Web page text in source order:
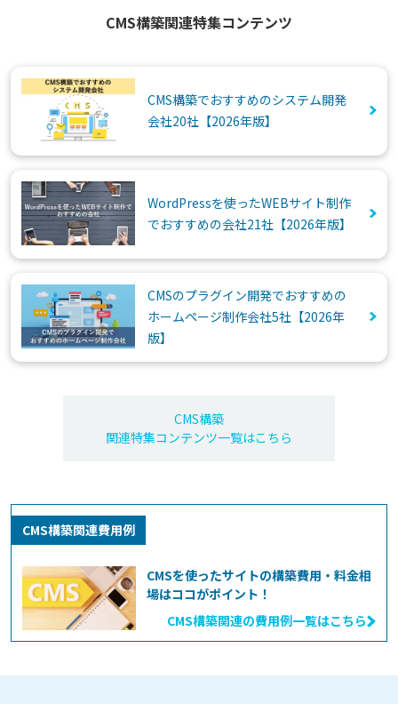
CMS構築関連特集コンテンツ
CMS構築でおすすめのシステム開発
会社20社【2026年版】
WordPressを使ったWEBサイト制作
でおすすめの会社21社【2026年版】
CMSのプラグイン開発でおすすめの
ホームページ制作会社5社【2026年
版】
CMS構築
関連特集コンテンツ一覧はこちら
CMS構築関連費用例
CMSを使ったサイトの構築費用・料金相
場はココがポイント！
CMS構築関連の費用例一覧はこちら